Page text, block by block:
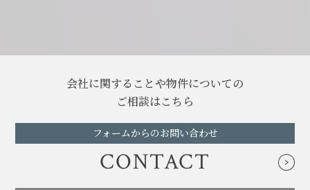
会社に関することや物件についての
ご相談はこちら
フォームからのお問い合わせ
CONTACT